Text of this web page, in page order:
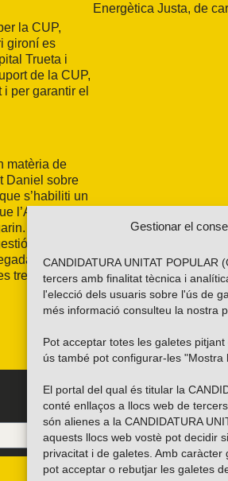
Gestionar el
CANDIDATURA UNITAT POPULAR
tercers amb finalitat tècnica i
l'elecció dels usuaris sobre l'ús de
més informació consulteu la nostra
Pot acceptar totes les galetes
ús també pot configurar-les "Mostra
El portal del qual és titular la
conté enllaços a llocs web de
són alienes a la CANDIDATURA
aquests llocs web vostè pot decidir
privacitat i de galetes. Amb
pot acceptar o rebutjar les galetes
la CUP,
gironí es
Trueta i
de la CUP,
per garantir el
matèria de
Daniel sobre
s’habiliti un
l’Ajuntament
També es
de
de la
treballadores,
Energètica Justa, de
Troba’ns